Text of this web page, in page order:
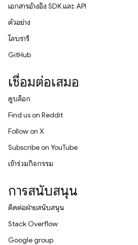
เอกสารอ้างอิง SDK และ API
ตัวอย่าง
ไลบรารี
GitHub
เชื่อมต่อเสมอ
ดูบล็อก
Find us on Reddit
Follow on X
Subscribe on YouTube
เข้าร่วมกิจกรรม
การสนับสนุน
ติดต่อฝ่ายสนับสนุน
Stack Overflow
Google group